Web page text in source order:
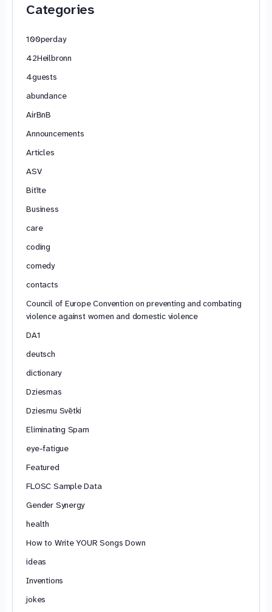
Categories
100perday
42Heilbronn
4guests
abundance
AirBnB
Announcements
Articles
ASV
Bitīte
Business
care
coding
comedy
contacts
Council of Europe Convention on preventing and combating
violence against women and domestic violence
DA1
deutsch
dictionary
Dziesmas
Dziesmu Svētki
Eliminating Spam
eye-fatigue
Featured
FLOSC Sample Data
Gender Synergy
health
How to Write YOUR Songs Down
ideas
Inventions
jokes